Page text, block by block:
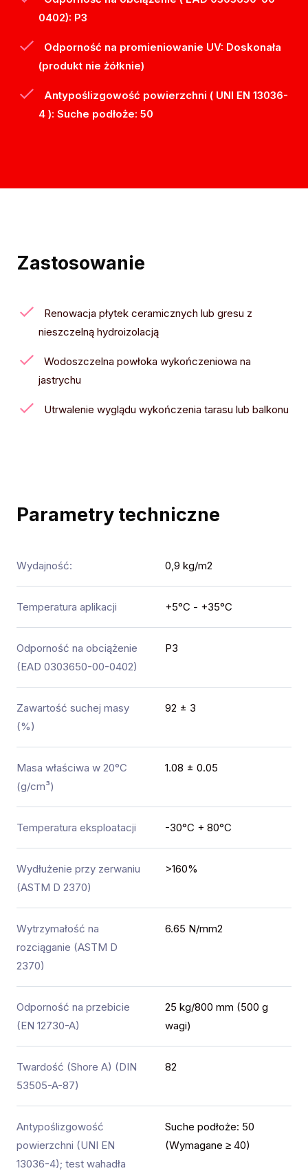
0402): P3
Odporność na promieniowanie UV: Doskonała
(produkt nie żółknie)
Antypoślizgowość powierzchni ( UNI EN 13036-
4 ): Suche podłoże: 50
Zastosowanie
Renowacja płytek ceramicznych lub gresu z
nieszczelną hydroizolacją
Wodoszczelna powłoka wykończeniowa na
jastrychu
Utrwalenie wyglądu wykończenia tarasu lub balkonu
Parametry techniczne
Wydajność: 0,9 kg/m2
Temperatura aplikacji +5°C - +35°C
Odporność na obciążenie
(EAD 0303650-00-0402)
P3
Zawartość suchej masy
(%)
92 ± 3
Masa właściwa w 20°C
(g/cm³)
1.08 ± 0.05
Temperatura eksploatacji -30°C + 80°C
Wydłużenie przy zerwaniu
(ASTM D 2370)
>160%
Wytrzymałość na
rozciąganie (ASTM D
2370)
6.65 N/mm2
Odporność na przebicie
(EN 12730-A)
25 kg/800 mm (500 g
wagi)
Twardość (Shore A) (DIN
53505-A-87)
82
Antypoślizgowość
powierzchni (UNI EN
13036-4); test wahadła
Suche podłoże: 50
(Wymagane ≥ 40)